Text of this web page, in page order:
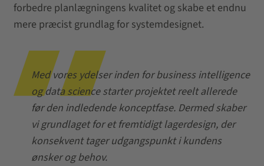
forbedre planlægningens kvalitet og skabe et endnu
mere præcist grundlag for systemdesignet.
Med vores ydelser inden for business intelligence
og data science starter projektet reelt allerede
før den indledende konceptfase. Dermed skaber
vi grundlaget for et fremtidigt lagerdesign, der
konsekvent tager udgangspunkt i kundens
ønsker og behov.